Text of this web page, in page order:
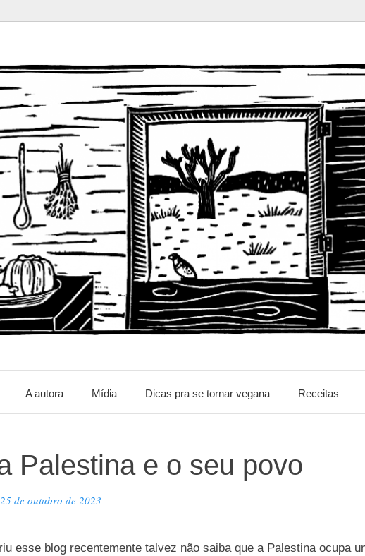
A autora Mídia Dicas pra se tornar vegana Receitas
Palestina e o seu povo
25 de outubro de 2023
esse blog recentemente talvez não saiba que a Palestina ocupa